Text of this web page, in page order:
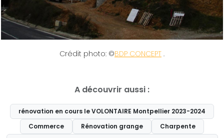
Crédit photo: ©BDP CONCEPT .
A découvrir aussi :
rénovation en cours le VOLONTAIRE Montpellier 2023-2024
Commerce
Rénovation grange
Charpente